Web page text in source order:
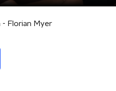
- Florian Myer